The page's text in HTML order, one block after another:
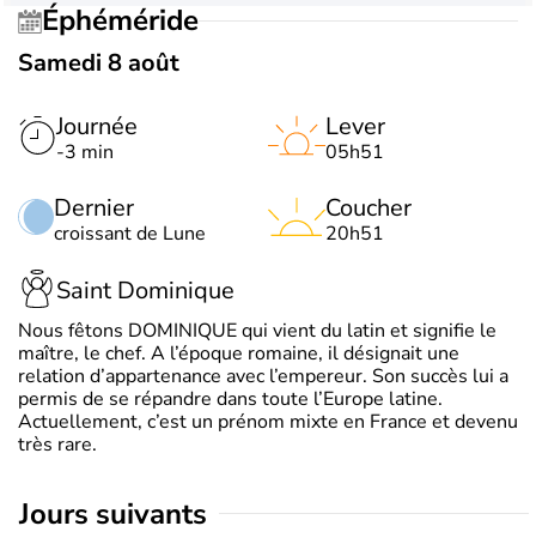
Éphéméride
Samedi 8 août
Journée
-3 min
Dernier
croissant de Lune
Lever
05h51
Coucher
20h51
Saint Dominique
Nous fêtons DOMINIQUE qui vient du latin et signifie le
maître, le chef. A l’époque romaine, il désignait une
relation d’appartenance avec l’empereur. Son succès lui a
permis de se répandre dans toute l’Europe latine.
Actuellement, c’est un prénom mixte en France et devenu
très rare.
jours suivants